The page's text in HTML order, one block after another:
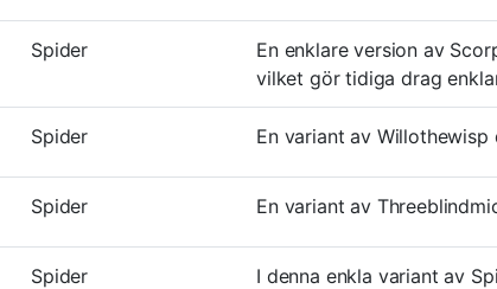
Spider
En enklare version av
vilket gör tidiga drag
Spider En variant av
Spider En variant av
Spider
I denna enkla variant av